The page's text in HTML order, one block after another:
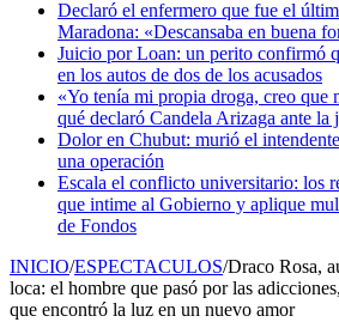
Declaró el enfermero que fue el
Maradona: «Descansaba en buena
Juicio por Loan: un perito confirmó
en los autos de dos de los acusados
«Yo tenía mi propia droga, creo que
qué declaró Candela Arizaga ante la
Dolor en Chubut: murió el
una operación
Escala el conflicto universitario: los
que intime al Gobierno y aplique
de Fondos
INICIO/ESPECTACULOS/Draco Rosa,
loca: el hombre que pasó por las
que encontró la luz en un nuevo amor